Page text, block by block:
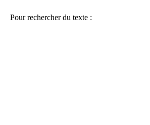
Pour rechercher du texte :